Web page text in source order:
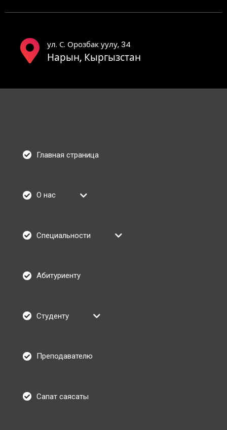
ул. С. Орозбак уулу, 34
Нарын, Кыргызстан
Главная страница
О нас
Специальности
Абитуриенту
Студенту
Преподавателю
Сапат саясаты